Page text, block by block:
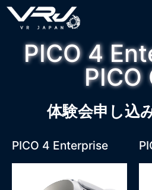
PICO 4
PICO
体験会申し込
PICO 4 Enterprise